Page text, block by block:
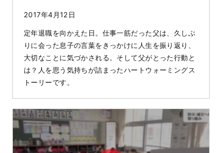
2017年4月12日
定年退職を向かえた日。仕事一筋だった父は、久しぶ
りに会った息子の言葉をきっかけに人生を振り返り、
大切なことに気づかされる。そして父がとった行動と
は？人を思う気持ちが詰まったハートウォーミングス
トーリーです。